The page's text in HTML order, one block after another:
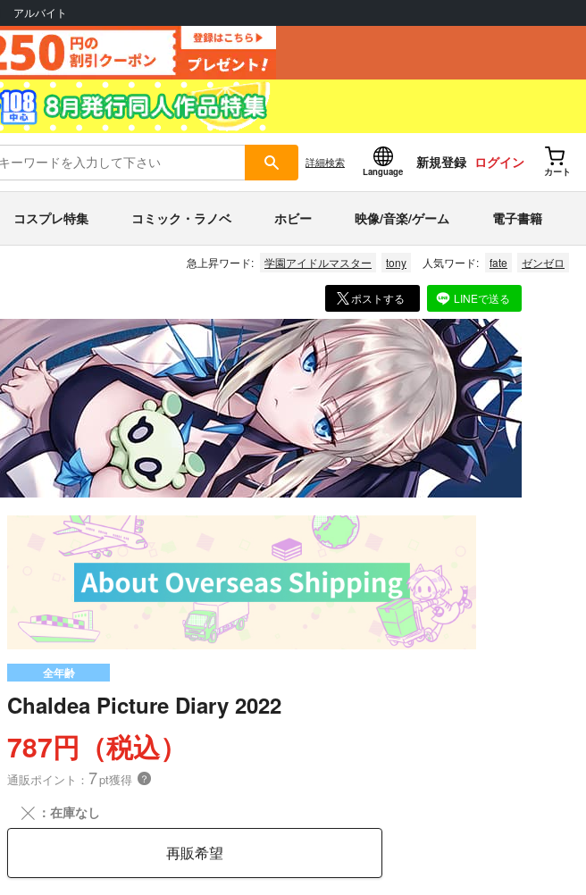
アルバイト
詳細検索
Language
新規登録 ログイン
カート
コスプレ特集 コミック・ラノベ ホビー 映像/音楽/ゲーム 電子書籍
急上昇ワード: 学園アイドルマスター tony 人気ワード: fate ゼンゼロ
ポストする LINEで送る
全年齢
Chaldea Picture Diary 2022
787円（税込）
通販ポイント： 7pt獲得 ？
╳ ：在庫なし
再販希望